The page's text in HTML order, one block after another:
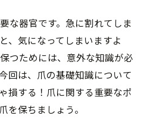
な器官です。急に割れてしま
、気になってしまいますよ
つためには、意外な知識が必
回は、爪の基礎知識について
損する！爪に関する重要なポ
を保ちましょう。